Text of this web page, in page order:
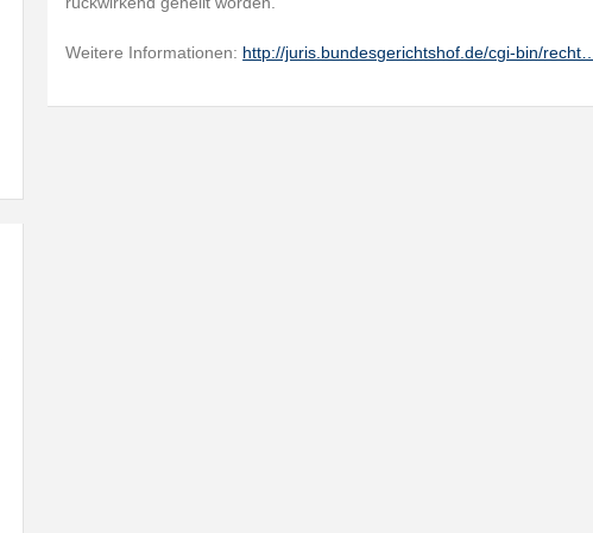
Weitere Informationen: http://juris.bundesgerichtshof.de/cgi-bin/